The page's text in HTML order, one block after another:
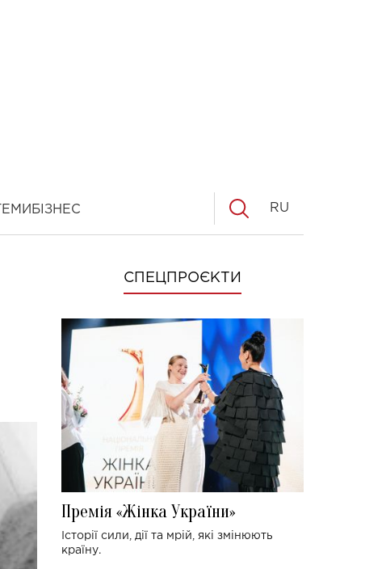
БІЗНЕС RU
СПЕЦПРОЄКТИ
Премія «Жінка України»
Історії сили, дії та мрій, які змінюють
країну.